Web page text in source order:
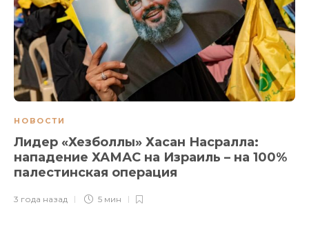
НОВОСТИ
Лидер «Хезболлы» Хасан Насралла:
нападение ХАМАС на Израиль – на 100%
палестинская операция
3 года назад 5 мин